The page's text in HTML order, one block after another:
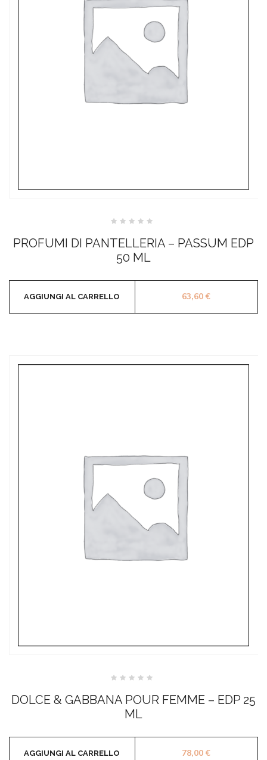
su
5
PROFUMI DI PANTELLERIA – PASSUM EDP
50 ML
63,60€
AGGIUNGI AL CARRELLO
su
5
DOLCE & GABBANA POUR FEMME – EDP 25
ML
78,00€
AGGIUNGI AL CARRELLO